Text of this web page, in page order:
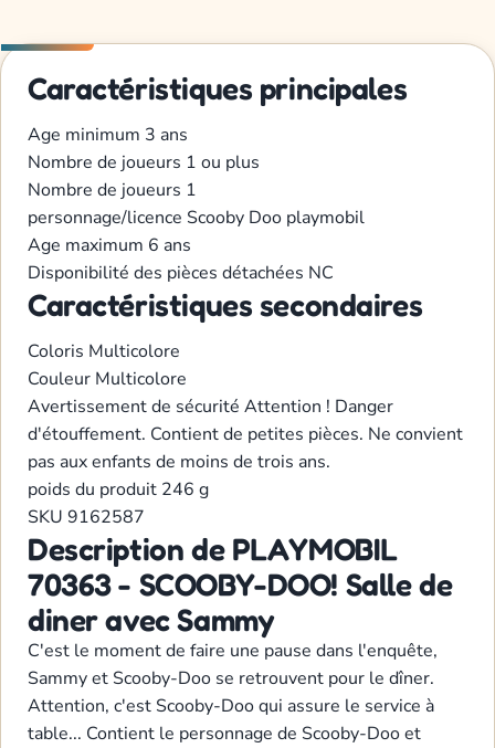
Caractéristiques principales
Age minimum 3 ans
Nombre de joueurs 1 ou plus
Nombre de joueurs 1
personnage/licence Scooby Doo playmobil
Age maximum 6 ans
Disponibilité des pièces détachées NC
Caractéristiques secondaires
Coloris Multicolore
Couleur Multicolore
Avertissement de sécurité Attention ! Danger
d'étouffement. Contient de petites pièces. Ne convient
pas aux enfants de moins de trois ans.
poids du produit 246 g
SKU 9162587
Description de PLAYMOBIL
70363 - SCOOBY-DOO! Salle de
diner avec Sammy
C'est le moment de faire une pause dans l'enquête,
Sammy et Scooby-Doo se retrouvent pour le dîner.
Attention, c'est Scooby-Doo qui assure le service à
table... Contient le personnage de Scooby-Doo et